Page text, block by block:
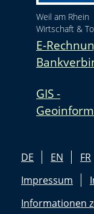
Weil am Rhein
Wirtschaft &
E-
GIS -
DE EN
FR
Impressum
Informationen